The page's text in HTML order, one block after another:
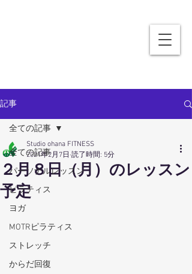
記事
全ての記事
パーソナルレッスン
ピラティス
ヨガ
MOTRピラティス
ストレッチ
からだ回復
全ての記事
２月８日（月）のレッスン
予定
Studio ohana FITNESS
2021年2月7日 読了時間: 5分